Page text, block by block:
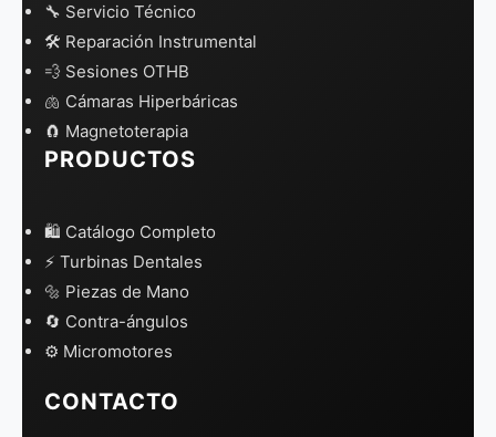
🔧 Servicio Técnico
🛠️ Reparación Instrumental
💨 Sesiones OTHB
🫁 Cámaras Hiperbáricas
🧲 Magnetoterapia
PRODUCTOS
🛍️ Catálogo Completo
⚡ Turbinas Dentales
🔩 Piezas de Mano
🔄 Contra-ángulos
⚙️ Micromotores
CONTACTO